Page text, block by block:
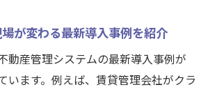
理システムが信頼度を高める理由
会社の現場が語る成功の秘訣を紹
が変わる最新導入事例を紹介
動産管理システムの最新導入事例が
います。例えば、賃貸管理会社がクラ